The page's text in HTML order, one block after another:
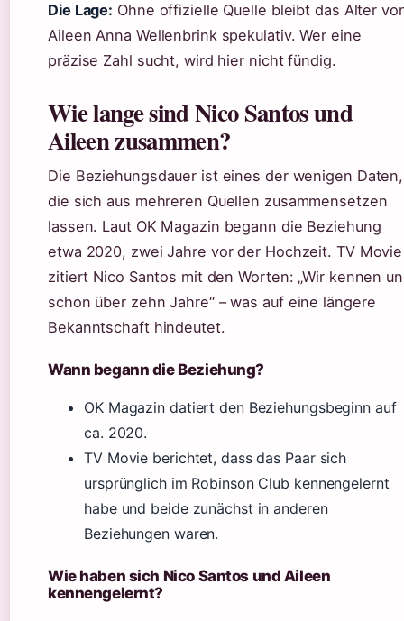
Die Lage: Ohne offizielle Quelle bleibt das Alter
Aileen Anna Wellenbrink spekulativ. Wer eine
präzise Zahl sucht, wird hier nicht fündig.
Wie lange sind Nico Santos und
Aileen zusammen?
Die Beziehungsdauer ist eines der wenigen Daten,
die sich aus mehreren Quellen zusammensetzen
lassen. Laut OK Magazin begann die Beziehung
etwa 2020, zwei Jahre vor der Hochzeit. TV Movie
zitiert Nico Santos mit den Worten: „Wir kennen
schon über zehn Jahre“ – was auf eine längere
Bekanntschaft hindeutet.
Wann begann die Beziehung?
OK Magazin datiert den Beziehungsbeginn auf
ca. 2020.
TV Movie berichtet, dass das Paar sich
ursprünglich im Robinson Club kennengelernt
habe und beide zunächst in anderen
Beziehungen waren.
Wie haben sich Nico Santos und Aileen
kennengelernt?